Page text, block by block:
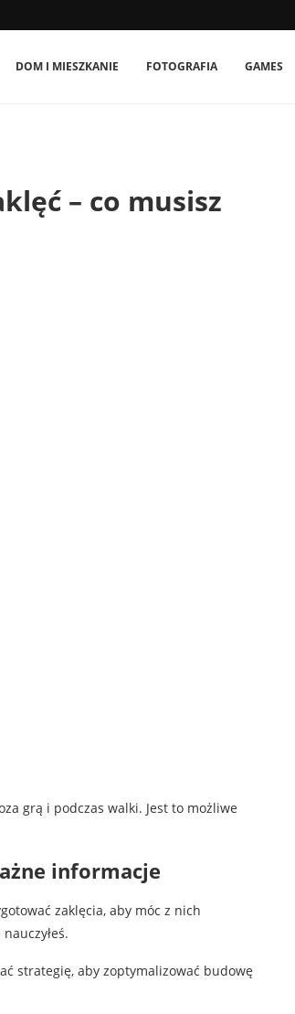
DOM I MIESZKANIE FOTOGRAFIA GAMES
– co musisz
grą i podczas walki. Jest to możliwe
informacje
zaklęcia, aby móc z nich
strategię, aby zoptymalizować budowę